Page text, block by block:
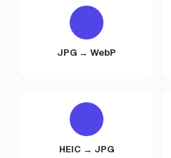
JPG → WebP
HEIC → JPG